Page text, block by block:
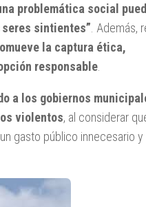
problemática social
sintientes” . Además,
la captura ética,
responsable
a los gobiernos
violentos, al considerar
gasto público innecesario y